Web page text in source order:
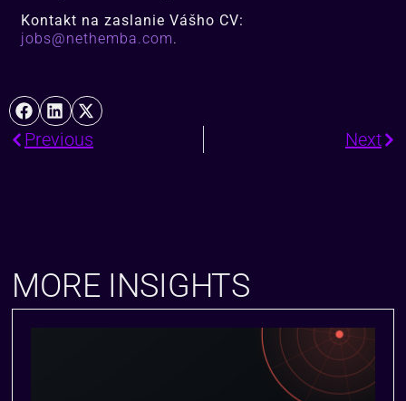
Kontakt na zaslanie Vášho CV:
jobs@nethemba.com.
Previous Next
MORE INSIGHTS